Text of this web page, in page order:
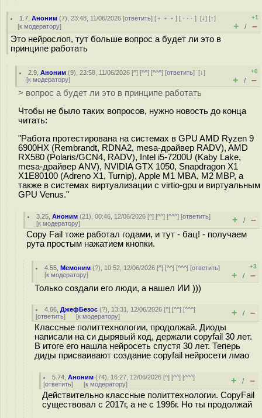
1.7 ,Аноним (7), 23:48, 11/06/2026 [ответить] [ ﹢﹢﹢] [ · · ·][↓] [↑]
[к модератору]
+1
+ / –
Это нейрослоп, тут больше вопрос а будет ли это в
принципе работать
2.9 ,Аноним (9), 23:58, 11/06/2026 [^] [^^] [^^^] [ответить][↓]
[к модератору]
+8
+ / –
> вопрос а будет ли это в принципе работать
Чтобы не было таких вопросов, нужно новость до конца
читать:
"Работа протестирована на системах в GPU AMD Ryzen 9
6900HX (Rembrandt, RDNA2, mesa-драйвер RADV), AMD
RX580 (Polaris/GCN4, RADV), Intel i5-7200U (Kaby Lake,
mesa-драйвер ANV), NVIDIA GTX 1050, Snapdragon X1
X1E80100 (Adreno X1, Turnip), Apple M1 MBA, M2 MBP, а
также в системах виртуализации с virtio-gpu и виртуальным
GPU Venus."
3.25 ,Аноним (21), 00:46, 12/06/2026 [^] [^^] [^^^] [ответить]
[к модератору] + / –
Copy Fail тоже работал годами, и тут - бац! - получаем
рута простым нажатием кнопки.
4.55 ,Мемоним (?), 10:52, 12/06/2026 [^] [^^] [^^^] [ответить]
[к модератору]
+3
+ / –
Только создали его люди, а нашел ИИ )))
4.66 ,ДжефБезос (?), 13:31, 12/06/2026 [^] [^^] [^^^]
[ответить] [к модератору] + / –
Классные политтехнологии, продолжай. Диоды
написали на си дырявый код, держали copyfail 30 лет.
В итоге его нашла нейросеть спустя 30 лет. Теперь
диды присваивают создание copyfail нейросети лмао
5.74 ,Аноним (74), 16:27, 12/06/2026 [^] [^^] [^^^]
[ответить] [к модератору] + / –
Действительно классные политтехнологии. CopyFail
существовал с 2017г, а не с 1996г. Но ты продолжай